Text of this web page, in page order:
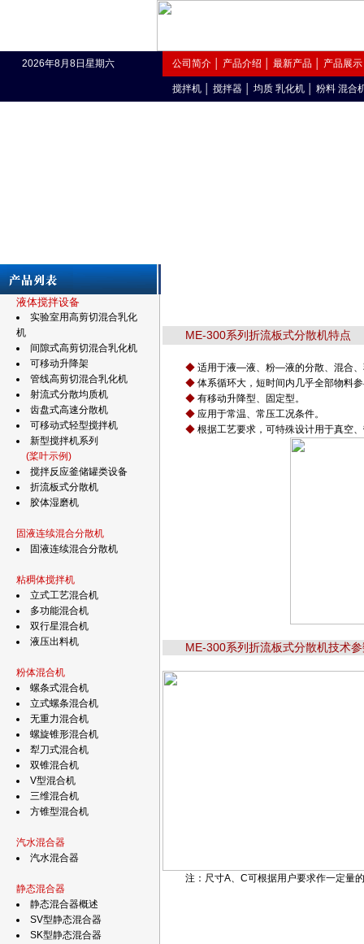
2026年8月8日星期六 公司简介 产品介绍 最新产品 产品展示
搅拌机 搅拌器 均质 乳化机 粉料 混合
液体搅拌设备
实验室用高剪切混合乳化
机
间隙式高剪切混合乳化机
可移动升降架
管线高剪切混合乳化机
射流式分散均质机
齿盘式高速分散机
可移动式轻型搅拌机
新型搅拌机系列
(桨叶示例)
搅拌反应釜储罐类设备
折流板式分散机
胶体湿磨机
固液连续混合分散机
固液连续混合分散机
粘稠体搅拌机
立式工艺混合机
多功能混合机
双行星混合机
液压出料机
粉体混合机
螺条式混合机
立式螺条混合机
无重力混合机
螺旋锥形混合机
犁刀式混合机
双锥混合机
V型混合机
三维混合机
方锥型混合机
汽水混合器
汽水混合器
静态混合器
静态混合器概述
SV型静态混合器
SK型静态混合器
ME-300系列折流板式分散机特点
◆ 适用于液—液、粉—液的分散、混合、
◆ 体系循环大，短时间内几乎全部物料
◆ 有移动升降型、固定型。
◆ 应用于常温、常压工况条件。
◆ 根据工艺要求，可特殊设计用于真空
ME-300系列折流板式分散机技术
注：尺寸A、C可根据用户要求作一定量